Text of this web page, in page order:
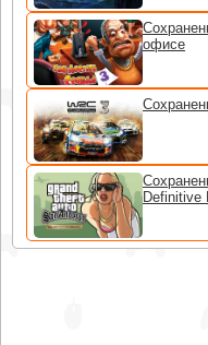
офисе
Definitive